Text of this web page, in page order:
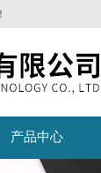
产品中心